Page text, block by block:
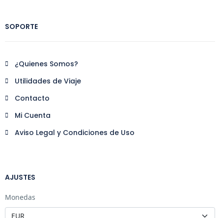
SOPORTE
¿Quienes Somos?
Utilidades de Viaje
Contacto
Mi Cuenta
Aviso Legal y Condiciones de Uso
AJUSTES
Monedas